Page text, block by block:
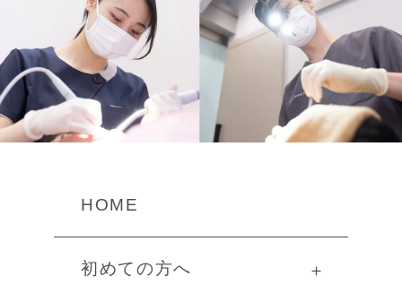
HOME
初めての方へ ＋